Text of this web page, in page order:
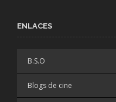
ENLACES
B.S.O
Blogs de cine